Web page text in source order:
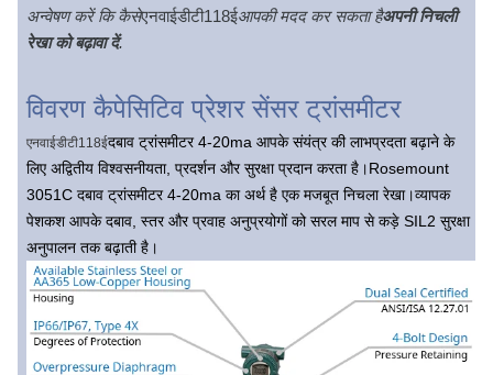
अन्वेषण करें कि कैसेएनवाईडीटी118ईआपकी मदद कर सकता हैअपनी निचली
रेखा को बढ़ावा दें.
विवरण कैपेसिटिव प्रेशर सेंसर ट्रांसमीटर
एनवाईडीटी118ईदबाव ट्रांसमीटर 4-20ma आपके संयंत्र की लाभप्रदता बढ़ाने के
लिए अद्वितीय विश्वसनीयता, प्रदर्शन और सुरक्षा प्रदान करता है।Rosemount
3051C दबाव ट्रांसमीटर 4-20ma का अर्थ है एक मजबूत निचला रेखा।व्यापक
पेशकश आपके दबाव, स्तर और प्रवाह अनुप्रयोगों को सरल माप से कड़े SIL2 सुरक्षा
अनुपालन तक बढ़ाती है।